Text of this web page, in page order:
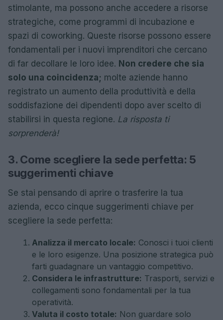
stimolante, ma possono anche accedere a risorse
strategiche, come programmi di incubazione e
spazi di coworking. Queste risorse possono essere
fondamentali per i nuovi imprenditori che cercano
di far decollare le loro idee. Non credere che sia
solo una coincidenza; molte aziende hanno
registrato un aumento della produttività e della
soddisfazione dei dipendenti dopo aver scelto di
stabilirsi in questa regione. La risposta ti
sorprenderà!
3. Come scegliere la sede perfetta: 5
suggerimenti chiave
Se stai pensando di aprire o trasferire la tua
azienda, ecco cinque suggerimenti chiave per
scegliere la sede perfetta:
Analizza il mercato locale: Conosci i tuoi clienti
e le loro esigenze. Una posizione strategica può
farti guadagnare un vantaggio competitivo.
Considera le infrastrutture: Trasporti, servizi e
collegamenti sono fondamentali per la tua
operatività.
Valuta il costo totale: Non guardare solo